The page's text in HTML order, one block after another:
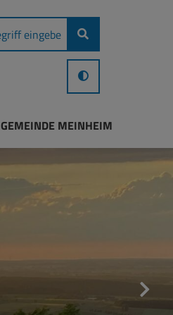
GEMEINDE MEINHEIM